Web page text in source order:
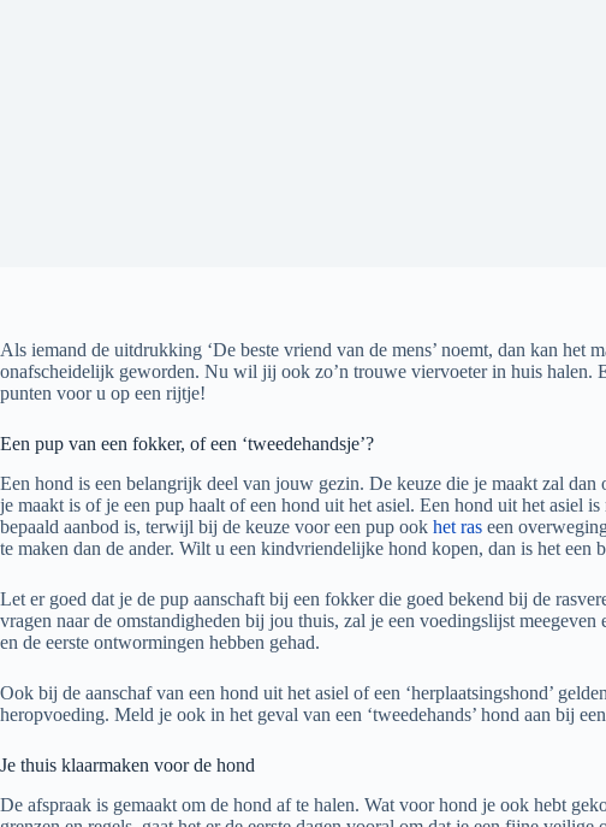
Als iemand de uitdrukking ‘De beste vriend van de mens’ noemt, dan kan
onafscheidelijk geworden. Nu wil jij ook zo’n trouwe viervoeter in huis halen.
punten voor u op een rijtje!
Een pup van een fokker, of een ‘tweedehandsje’?
Een hond is een belangrijk deel van jouw gezin. De keuze die je maakt zal
je maakt is of je een pup haalt of een hond uit het asiel. Een hond uit het asiel
bepaald aanbod is, terwijl bij de keuze voor een pup ook het ras een
te maken dan de ander. Wilt u een kindvriendelijke hond kopen, dan is het
Let er goed dat je de pup aanschaft bij een fokker die goed bekend bij de
vragen naar de omstandigheden bij jou thuis, zal je een voedingslijst
en de eerste ontwormingen hebben gehad.
Ook bij de aanschaf van een hond uit het asiel of een ‘herplaatsingshond’
heropvoeding. Meld je ook in het geval van een ‘tweedehands’ hond aan bij
Je thuis klaarmaken voor de hond
De afspraak is gemaakt om de hond af te halen. Wat voor hond je ook hebt